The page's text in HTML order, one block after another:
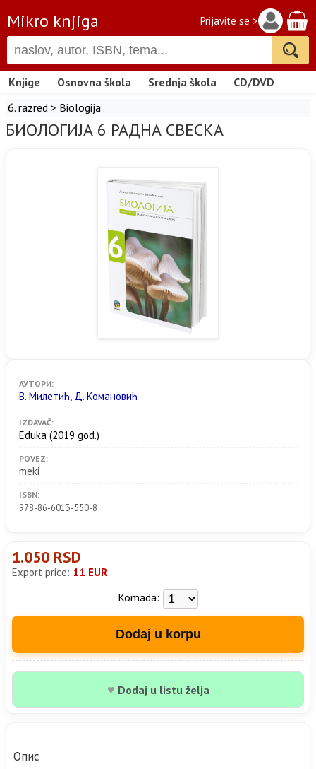
Mikro knjiga Prijavite se >
Knjige Osnovna škola Srednja škola
CD/DVD
6. razred > Biologija
БИОЛОГИЈА 6 РАДНА СВЕСКА
АУТОРИ:
В. Милетић, Д. Комановић
IZDAVAČ:
Eduka (2019 god.)
POVEZ:
meki
ISBN:
978-86-6013-550-8
1.050 RSD
Export price: 11 EUR
Komada:
Dodaj u korpu
♥ Dodaj u listu želja
Oпис